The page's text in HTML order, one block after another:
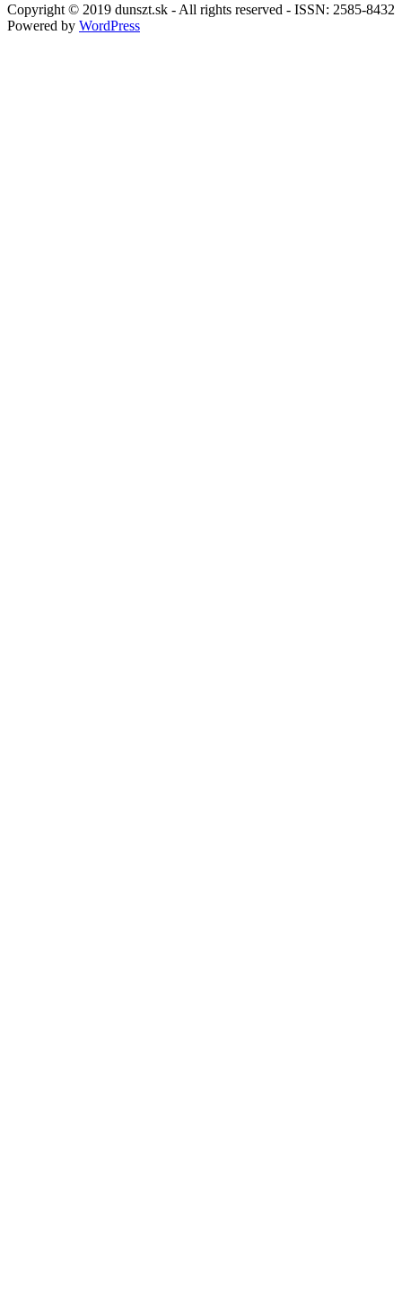
Copyright © 2019 dunszt.sk - All rights reserved - ISSN: 2585-8432
Powered by WordPress